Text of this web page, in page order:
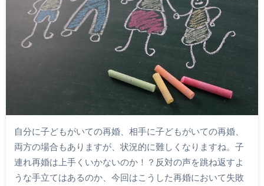
自分に子どもがいての再婚、相手に子どもがいての再婚、
両方の場合もありますが、状況的に難しくなりますね。子
連れ再婚は上手くいかないのか！？反対の声を跳ね返すよ
うな手立てはあるのか、今回はこうした再婚において失敗